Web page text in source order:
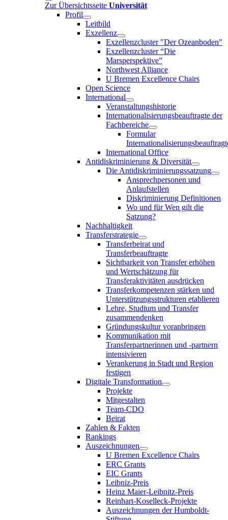
Zur Übersichtsseite Universität
Profil
Leitbild
Exzellenz
Exzellenzcluster "Der Ozeanboden"
Exzellenzcluster “Die
Marsperspektive”
Northwest Alliance
U Bremen Excellence Chairs
Open Science
International
Veranstaltungshistorie
Internationalisierungsbeauftragte der
Fachbereiche
Formular
International Office
Antidiskriminierung & Diversität
Die Antidiskriminierungssatzung
Ansprechpersonen und
Anlaufstellen
Diskriminierung Definitionen
Wo und für Wen gilt die
Satzung?
Nachhaltigkeit
Transferstrategie
Transferbeirat und
Transferbeauftragte
Sichtbarkeit von Transfer erhöhen
und Wertschätzung für
Transferaktivitäten ausdrücken
Transferkompetenzen stärken und
Unterstützungsstrukturen etablieren
Lehre, Studium und Transfer
zusammendenken
Gründungskultur voranbringen
Kommunikation mit
Transferpartnerinnen und -partnern
intensivieren
Verankerung in Stadt und Region
festigen
Digitale Transformation
Projekte
Mitgestalten
Team-CDO
Beirat
Zahlen & Fakten
Rankings
Auszeichnungen
U Bremen Excellence Chairs
ERC Grants
EIC Grants
Leibniz-Preis
Heinz Maier-Leibnitz-Preis
Reinhart-Koselleck-Projekte
Auszeichnungen der Humboldt-